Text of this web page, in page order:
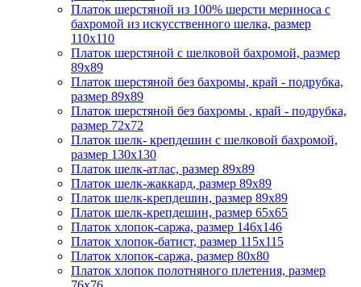
Платок шерстяной из 100% шерсти мериноса с
бахромой из искусственного шелка, размер
110х110
Платок шерстяной с шелковой бахромой, размер
89x89
Платок шерстяной без бахромы, край - подрубка,
размер 89х89
Платок шерстяной без бахромы , край - подрубка,
размер 72х72
Платок шелк- крепдешин с шелковой бахромой,
размер 130х130
Платок шелк-атлас, размер 89x89
Платок шелк-жаккард, размер 89х89
Платок шелк-крепдешин, размер 89x89
Платок шелк-крепдешин, размер 65x65
Платок хлопок-саржа, размер 146х146
Платок хлопок-батист, размер 115х115
Платок хлопок-саржа, размер 80х80
Платок хлопок полотняного плетения, размер